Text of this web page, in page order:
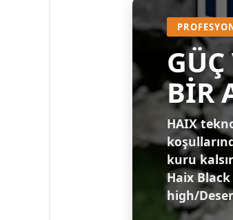
BİR
HAIX
kuru
Haix Black
high/